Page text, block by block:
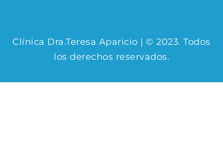
Clínica Dra.Teresa Aparicio | © 2023. Todos
los derechos reservados.